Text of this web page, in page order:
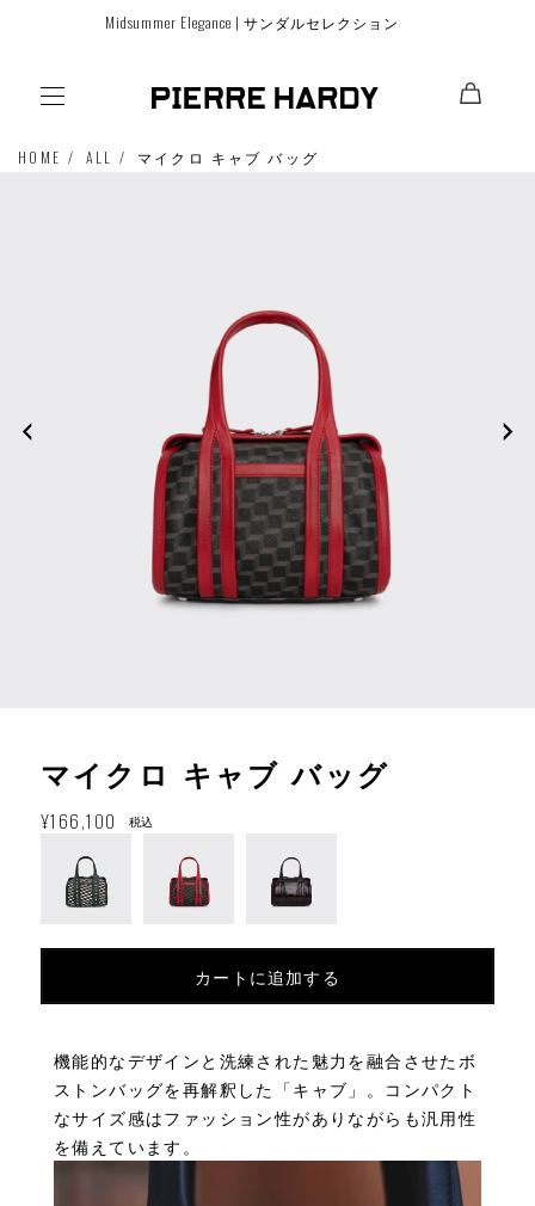
Midsummer Elegance | サンダルセレクション
HOME ALL マイクロ キャブ バッグ
マイクロ キャブ バッグ
通
¥166,100 税込
カートに追加する
機能的なデザインと洗練された魅力を融合させたボ
ストンバッグを再解釈した「キャブ」。コンパクト
なサイズ感はファッション性がありながらも汎用性
を備えています。